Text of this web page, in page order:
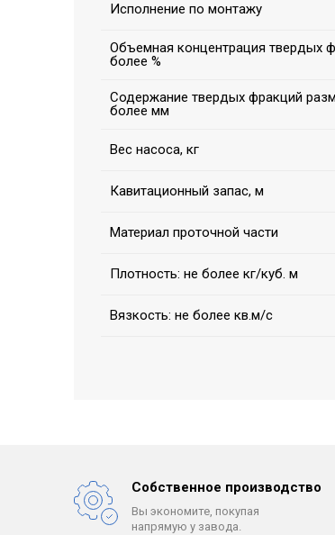
Исполнение по монтажу
Объемная концентрация твердых
более %
Содержание твердых фракций
более мм
Вес насоса, кг
Кавитационный запас, м
Материал проточной части
Плотность: не более кг/куб. м
Вязкость: не более кв.м/с
Собственное производство
Вы экономите, покупая
напрямую у завода.